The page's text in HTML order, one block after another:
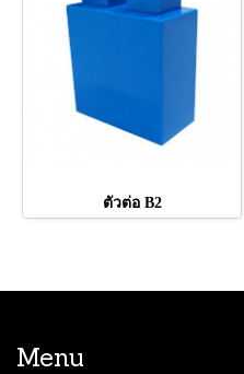
ตัวต่อ B2
Menu